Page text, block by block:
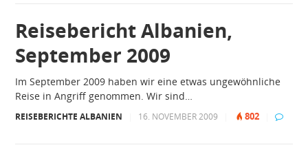
Reisebericht Albanien,
September 2009
Im September 2009 haben wir eine etwas ungewöhnliche
Reise in Angriff genommen. Wir sind…
REISEBERICHTE ALBANIEN 16. NOVEMBER 2009 802